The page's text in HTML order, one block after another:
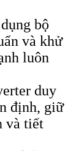
bộ
và khử
luôn
duy
định, giữ
và tiết